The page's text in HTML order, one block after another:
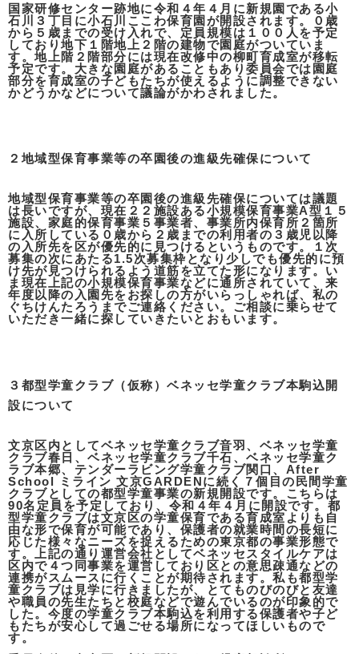
国家研修センター跡地に令和４年４月に新規園である小
石川３丁目に小石川ここわ保育園が開設されます。０歳
から５歳までの受け入れで、定員規模は１００人を予定
しており地下１階地上２階の建物で園庭がついていま
す。地上階２階部分には現在改修中の柳町育成室が移転
予定です。大きな園庭があることもあり委員会では園庭
部分を育成室の子どもたちが使えるように調整できない
かどうかなどについて議論がかわされました。
２地域型保育事業等の卒園後の進級先確保について
地域型保育事業等の卒園後の進級先確保については議題
は長いですが、現在２２施設ある小規模保育事業A型１５
施設、家庭的保育事業５事業者、事業所内保育所２箇所
に入所している０歳から２歳までの利用者の３歳児以降
の入所先を区が優先的に見つけるというものです。１次
募集の次にあたる1.5次募集枠となり少しでも優先的に預
け先が見つけられるよう道筋を立てた形になります。い
ま現在上記の小規模保育事業などに通所されていて、来
年度以降の入園先をお探しの方がいらっしゃれば、私の
ぐちけんたろうまでご連絡ください。ご相談に乗らせて
いただき一緒に探していきたいとおもいます。
３都型学童クラブ（仮称）ベネッセ学童クラブ本駒込開
設について
文京区内としてベネッセ学童クラブ音羽、ベネッセ学童
クラブ春日、ベネッセ学童クラブ千石、ベネッセ学童ク
ラブ本郷、テンダーラビング学童クラブ関口、After
School ミライン 文京GARDENに続く７個目の民間学童
クラブとしての都型学童事業の新規開設です。こちらは
90名定員を予定しており、令和４年４月に開設です。都
型学童クラブは文京区の学童保育である育成室よりも自
由な形で保育が可能であり、保護者の就業時間の長短に
応じた様々なニーズを捉えるための東京都の事業形態で
す。上記の通り運営会社としてベネッセスタイルケアは
区内で４つ同事業を運営しており区との意思疎通などの
連携がスムースに行くことが期待されます。私も都型学
童クラブは見学に行きましたが、とてものびのびと友達
や職員の先生たちと校庭などで遊んでいるのが印象的で
した。今度の学童クラブ本駒込を利用する保護者や子ど
もたちが安心して過ごせる場所になってほしいもので
す。